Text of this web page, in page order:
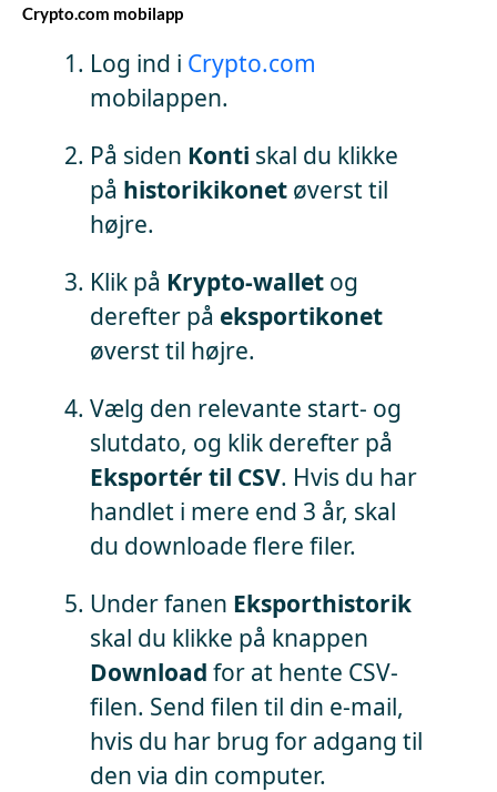
Crypto.com mobilapp
Log ind i Crypto.com
mobilappen.
På siden Konti skal du klikke
på historikikonet øverst til
højre.
Klik på Krypto-wallet og
derefter på eksportikonet
øverst til højre.
Vælg den relevante start- og
slutdato, og klik derefter på
Eksportér til CSV. Hvis du har
handlet i mere end 3 år, skal
du downloade flere filer.
Under fanen Eksporthistorik
skal du klikke på knappen
Download for at hente CSV-
filen. Send filen til din e-mail,
hvis du har brug for adgang til
den via din computer.